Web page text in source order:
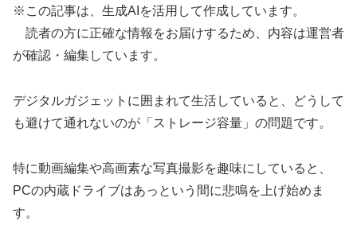
※この記事は、生成AIを活用して作成しています。
読者の方に正確な情報をお届けするため、内容は運営者
が確認・編集しています。
デジタルガジェットに囲まれて生活していると、どうして
も避けて通れないのが「ストレージ容量」の問題です。
特に動画編集や高画素な写真撮影を趣味にしていると、
PCの内蔵ドライブはあっという間に悲鳴を上げ始めま
す。